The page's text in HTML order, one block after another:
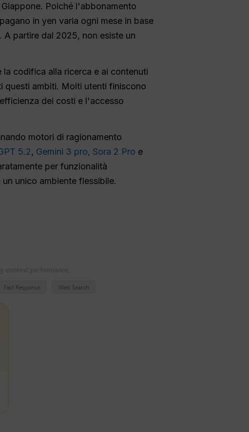
Poiché l'abbonamento
in yen varia ogni mese in base
A partire dal 2025, non esiste un
codifica alla ricerca e ai contenuti
questi ambiti. Molti utenti finiscono
dei costi e l'accesso
motori di ragionamento
5.2, Gemini 3 pro, Sora 2 Pro e
per funzionalità
unico ambiente flessibile.